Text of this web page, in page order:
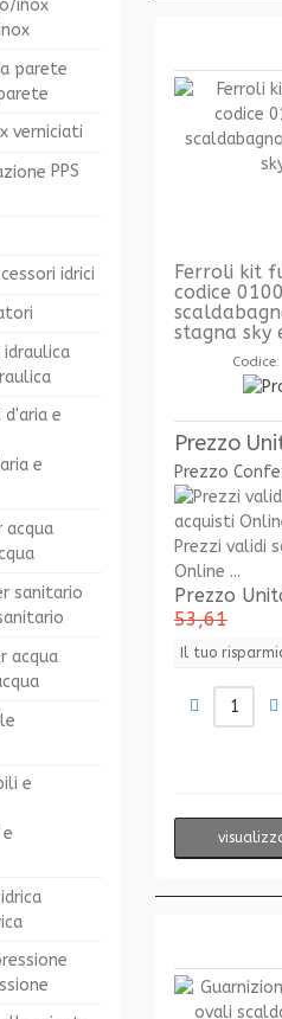
Ferroli kit
codice
stagna sky
Prezzo
Prezzo
Prezzi validi
Online ...
Prezzo
53,61
Il tuo
verniciati
PPS
idrici
e